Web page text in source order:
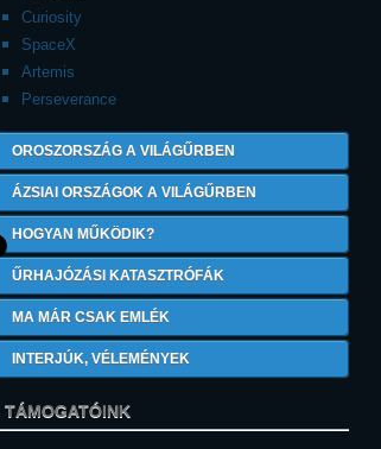
Curiosity
SpaceX
Artemis
Perseverance
OROSZORSZÁG A VILÁGŰRBEN
ÁZSIAI ORSZÁGOK A VILÁGŰRBEN
HOGYAN MŰKÖDIK?
ŰRHAJÓZÁSI KATASZTRÓFÁK
MA MÁR CSAK EMLÉK
INTERJÚK, VÉLEMÉNYEK
TÁMOGATÓINK